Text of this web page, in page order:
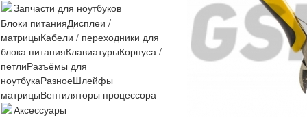
Запчасти для ноутбуков
Блоки питанияДисплеи /
матрицыКабели / переходники для
блока питанияКлавиатурыКорпуса /
петлиРазъёмы для
ноутбукаРазноеШлейфы
матрицыВентиляторы процессора
Аксессуары